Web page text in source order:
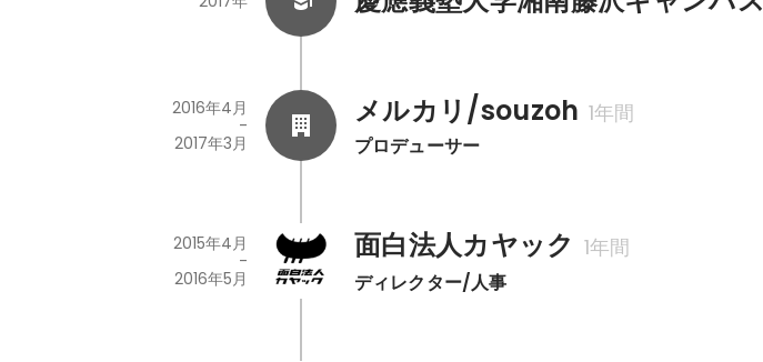
メルカリ/souzoh 1年間
プロデューサー
2016年4月
-
2017年3月
面白法人カヤック 1年間
ディレクター/人事
2015年4月
-
2016年5月